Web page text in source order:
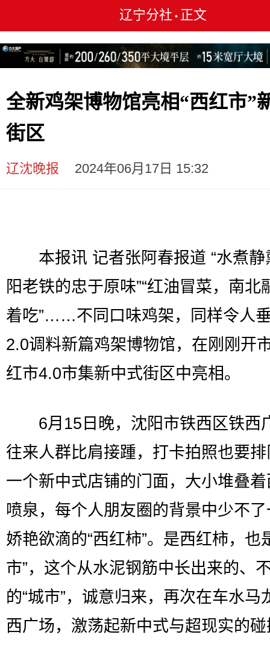
辽宁分社 • 正文
全新鸡架博物馆亮相“西红市”
街区
辽沈晚报 2024年06月17日 15:32
本报讯 记者张阿春报道 “水煮静
阳老铁的忠于原味”“红油冒菜，南北
着吃”……不同口味鸡架，同样令人
2.0调料新篇鸡架博物馆，在刚刚开
红市4.0市集新中式街区中亮相。
6月15日晚，沈阳市铁西区铁西
往来人群比肩接踵，打卡拍照也要
一个新中式店铺的门面，大小堆叠
喷泉，每个人朋友圈的背景中少不
娇艳欲滴的“西红柿”。是西红柿，也
市”，这个从水泥钢筋中长出来的、
的“城市”，诚意归来，再次在车水马
西广场，激荡起新中式与超现实的